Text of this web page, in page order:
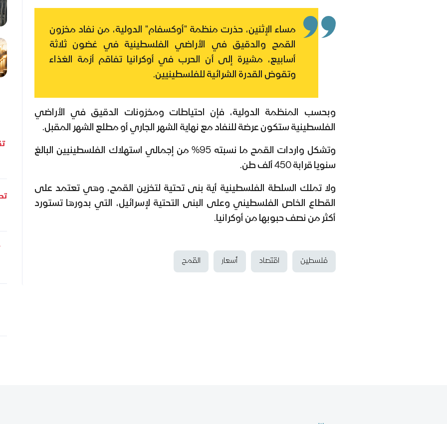
مساء الإثنين، حذرت منظمة "أوكسفام" الدولية، من نفاد مخزون
القمح والدقيق في الأراضي الفلسطينية في غضون ثلاثة
أسابيع، مشيرة إلى أن الحرب في أوكرانيا تفاقم أزمة الغذاء
وتقوض القدرة الشرائية للفلسطينيين.
وبحسب المنظمة الدولية، فإن احتياطات ومخزونات الدقيق في الأراضي
الفلسطينية ستكون عرضة للنفاد مع نهاية الشهر الجاري أو مطلع الشهر المقبل.
وتشكل واردات القمح ما نسبته 95% من إجمالي استهلاك الفلسطينيين البالغ
سنويا قرابة 450 ألف طن.
ولا تملك السلطة الفلسطينية أية بنى تحتية لتخزين القمح، وهي تعتمد على
القطاع الخاص الفلسطيني وعلى البنى التحتية لإسرائيل، التي بدورها تستورد
أكثر من نصف حبوبها من أوكرانيا.
فلسطين اقتصاد أسعار القمح